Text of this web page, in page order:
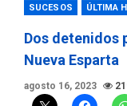
SUCESOS ÚLTIMA
Dos detenidos
Nueva Esparta
agosto 16, 2023